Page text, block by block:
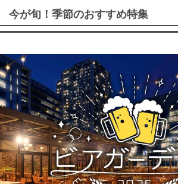
今が旬！季節のおすすめ特集